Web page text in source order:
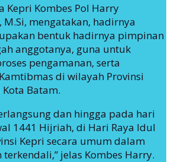
Kepri Kombes Pol Harry
M.Si, mengatakan, hadirnya
bentuk hadirnya pimpinan
anggotanya, guna untuk
pengamanan, serta
di wilayah Provinsi
Batam.
dan hingga pada hari
1441 Hijriah, di Hari Raya Idul
Kepri secara umum dalam
jelas Kombes Harry.